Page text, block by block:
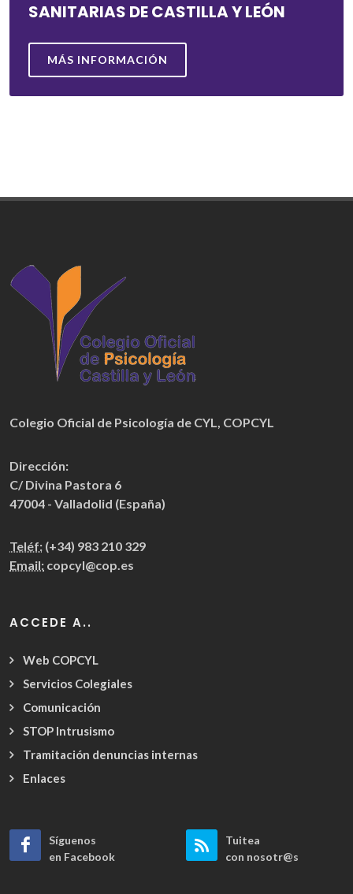
SANITARIAS DE CASTILLA Y LEÓN
MÁS INFORMACIÓN
Colegio Oficial de Psicología de CYL, COPCYL
Dirección:
C/ Divina Pastora 6
47004 - Valladolid (España)
Teléf: (+34) 983 210 329
Email: copcyl@cop.es
ACCEDE A..
Web COPCYL
Servicios Colegiales
Comunicación
STOP Intrusismo
Tramitación denuncias internas
Enlaces
Síguenos
en Facebook
Tuitea
con nosotr@s